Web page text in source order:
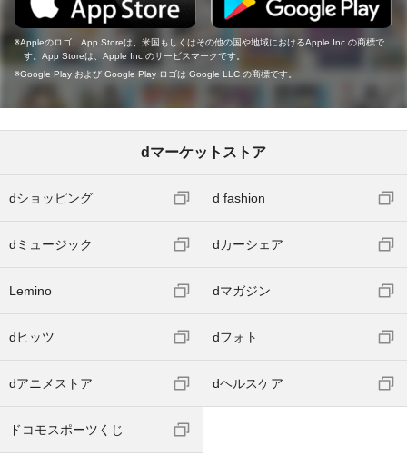
Appleのロゴ、App Storeは、米国もしくはその他の国や地域におけるApple Inc.の商標で
す。App Storeは、Apple Inc.のサービスマークです。
Google Play および Google Play ロゴは Google LLC の商標です。
dマーケットストア
dショッピング d fashion
dミュージック dカーシェア
Lemino dマガジン
dヒッツ dフォト
dアニメストア dヘルスケア
ドコモスポーツくじ